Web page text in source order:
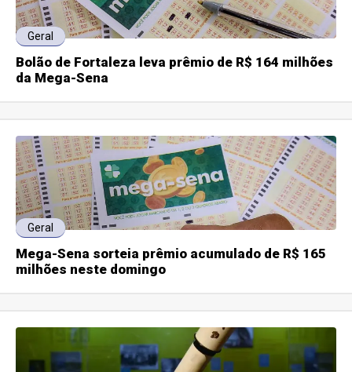
Geral
Bolão de Fortaleza leva prêmio de R$ 164 milhões
da Mega-Sena
Geral
Mega-Sena sorteia prêmio acumulado de R$ 165
milhões neste domingo